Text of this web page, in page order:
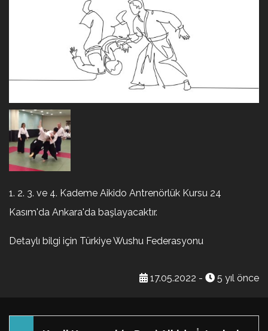
1. 2. 3. ve 4. Kademe Aikido Antrenörlük Kursu 24
Kasım'da Ankara'da başlayacaktır.
Detaylı bilgi için Türkiye Wushu Federasyonu
17.05.2022 - 5 yıl önce